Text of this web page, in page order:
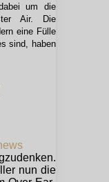
um die
Air. Die
eine Fülle
sind, haben
nun die